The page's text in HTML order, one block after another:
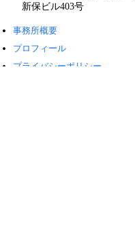
新保ビル403号
事務所概要
プロフィール
プライバシーポリシー